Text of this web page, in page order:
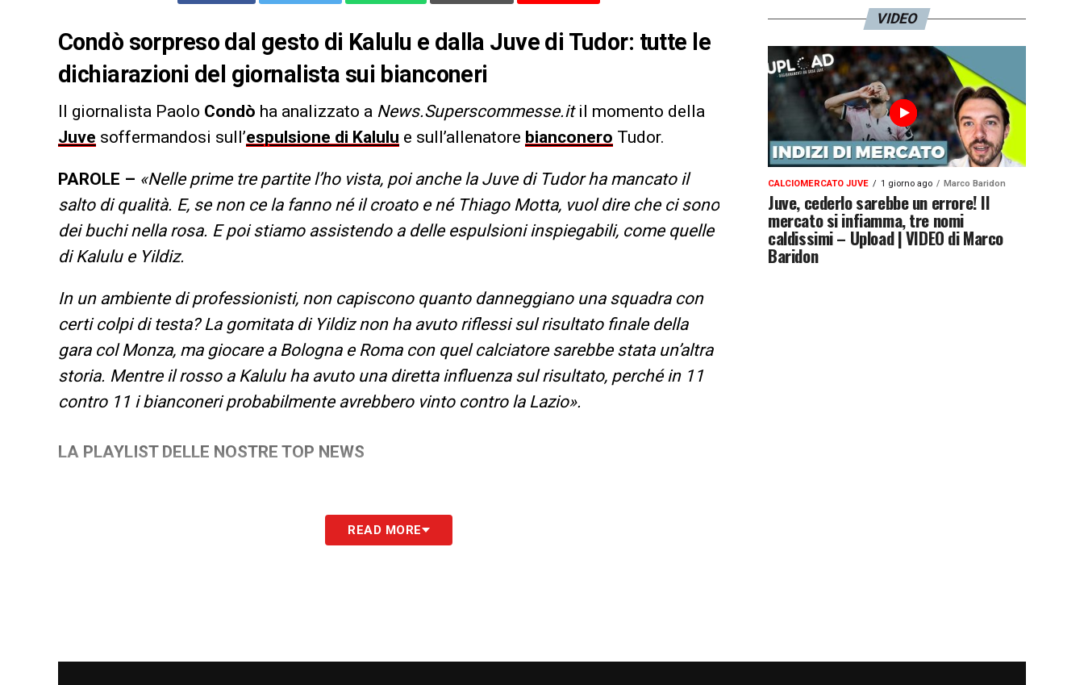
Condò sorpreso dal gesto di Kalulu e dalla Juve di Tudor: tutte le
dichiarazioni del giornalista sui bianconeri
Il giornalista Paolo Condò ha analizzato a News.Superscommesse.itil momento della
Juve soffermandosi sull’espulsione di Kalulu e sull’allenatore bianconero Tudor.
PAROLE – «Nelle prime tre partite l’ho vista, poi anche la Juve di Tudor ha mancato il
salto di qualità. E, se non ce la fanno né il croato e né Thiago Motta, vuol dire che ci sono
dei buchi nella rosa. E poi stiamo assistendo a delle espulsioni inspiegabili, come quelle
di Kalulu e Yildiz.
In un ambiente di professionisti, non capiscono quanto danneggiano una squadra con
certi colpi di testa? La gomitata di Yildiz non ha avuto riflessi sul risultato finale della
gara col Monza, ma giocare a Bologna e Roma con quel calciatore sarebbe stata un’altra
storia. Mentre il rosso a Kalulu ha avuto una diretta influenza sul risultato, perché in 11
contro 11 i bianconeri probabilmente avrebbero vinto contro la Lazio».
LA PLAYLIST DELLE NOSTRE TOP NEWS
READ MORE
VIDEO
CALCIOMERCATO JUVE 1 giorno ago Marco Baridon
Juve, cederlo sarebbe un errore! Il
mercato si infiamma, tre nomi
caldissimi – Upload | VIDEO di Marco
Baridon